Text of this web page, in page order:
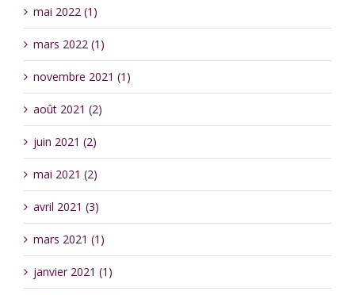
mai 2022 (1)
mars 2022 (1)
novembre 2021 (1)
août 2021 (2)
juin 2021 (2)
mai 2021 (2)
avril 2021 (3)
mars 2021 (1)
janvier 2021 (1)